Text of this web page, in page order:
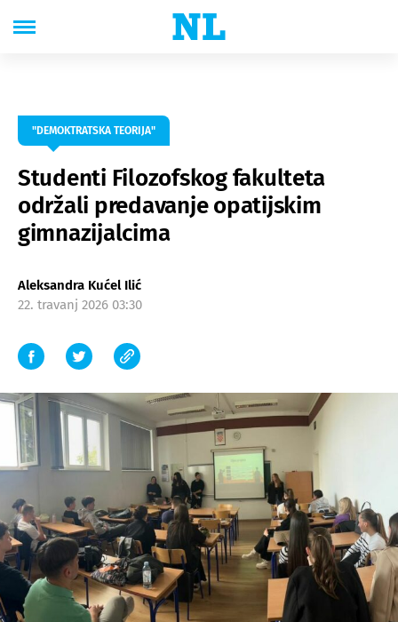
"DEMOKTRATSKA TEORIJA"
Studenti Filozofskog fakulteta
održali predavanje opatijskim
gimnazijalcima
Aleksandra Kućel Ilić
22. travanj 2026 03:30